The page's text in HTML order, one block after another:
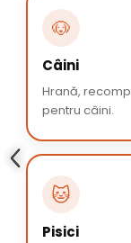
🐶
Câini
Hrană,
pentru câini.
🐱
Pisici